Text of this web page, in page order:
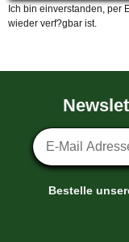
Ich bin einverstanden, per
wieder verf?gbar ist.
Newsletter-
Bestelle